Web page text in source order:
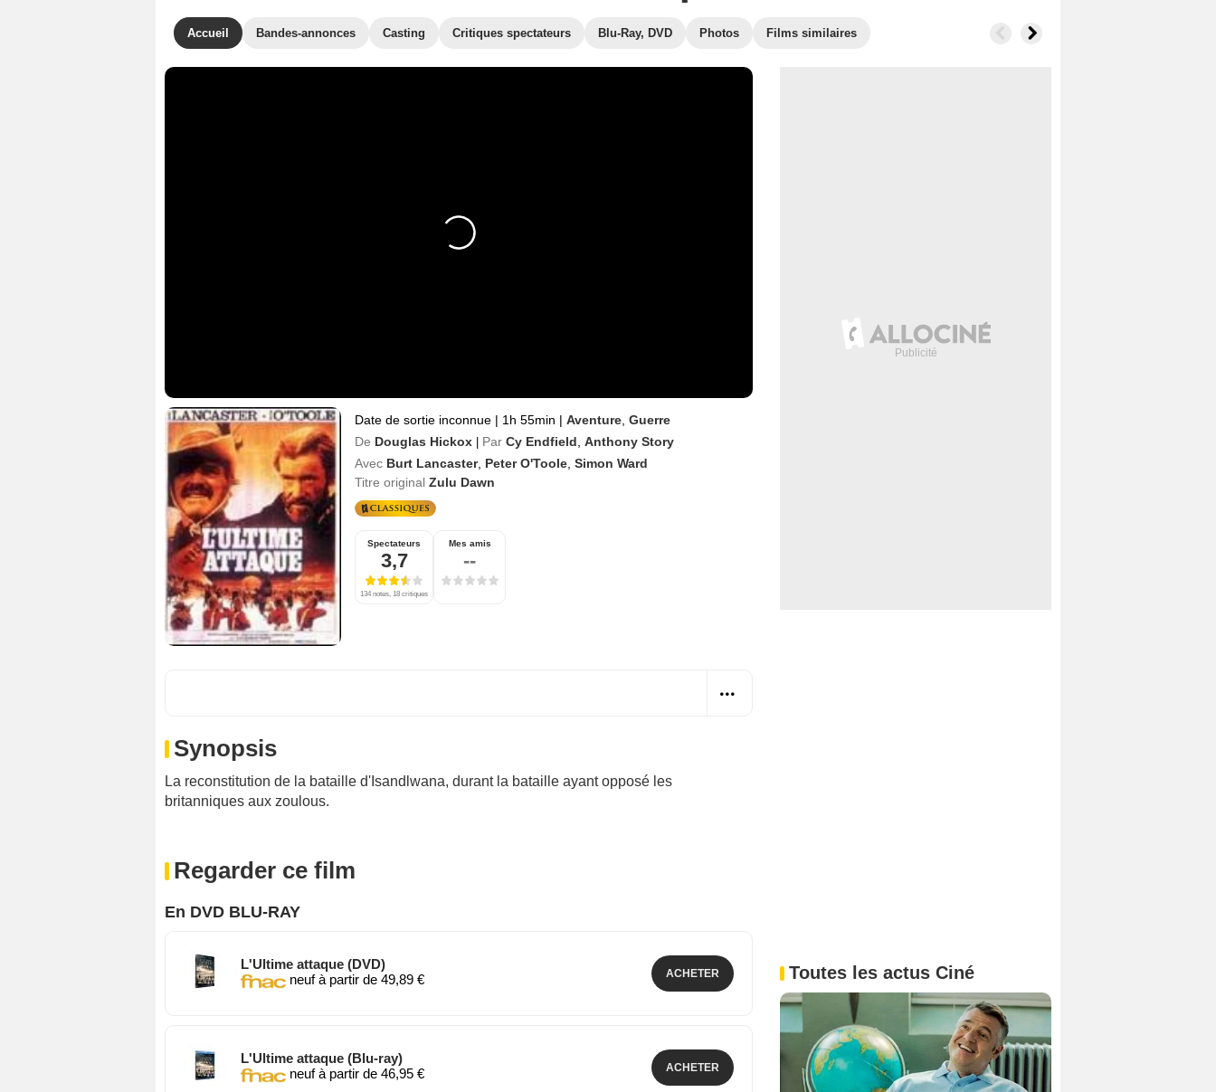
Accueil Bandes-annonces Casting Critiques spectateurs Blu-Ray, DVD Photos Films similaires
Date de sortie inconnue | 1h 55min | Aventure Guerre
De Douglas Hickox | Par Cy Endfield Anthony Story
Avec Burt Lancaster, Peter O'Toole Simon Ward
Titre original Zulu Dawn
Spectateurs
3,7
134 notes, 18 critiques
Mes amis
--
Synopsis
La reconstitution de la bataille d'Isandlwana, durant la bataille ayant opposé les
britanniques aux zoulous.
Regarder ce film
En DVD BLU-RAY
L'Ultime attaque (DVD)
neuf à partir de 49,89 €
ACHETER
L'Ultime attaque (Blu-ray)
neuf à partir de 46,95 €
ACHETER
Toutes les actus Ciné